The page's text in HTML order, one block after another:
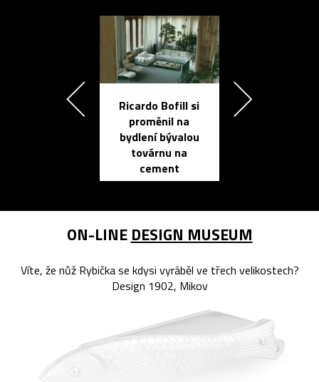
Ricardo Bofill si
proměnil na
bydlení bývalou
továrnu na
cement
ON-LINE DESIGN MUSEUM
Víte, že nůž Rybička se kdysi vyráběl ve třech velikostech?
Design 1902, Mikov